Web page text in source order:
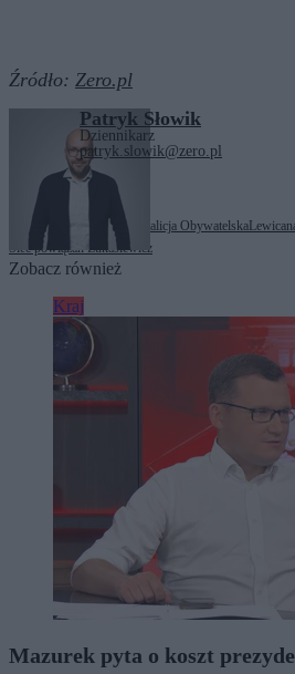
Źródło: Zero.pl
Patryk Słowik
Dziennikarz
patryk.slowik@zero.pl
Tagi:Hubert Cichocki Koalicja Obywatelska Lewica
Sieć powiązań Łukasiewicz
Zobacz również
Kraj
Mazurek pyta o koszt